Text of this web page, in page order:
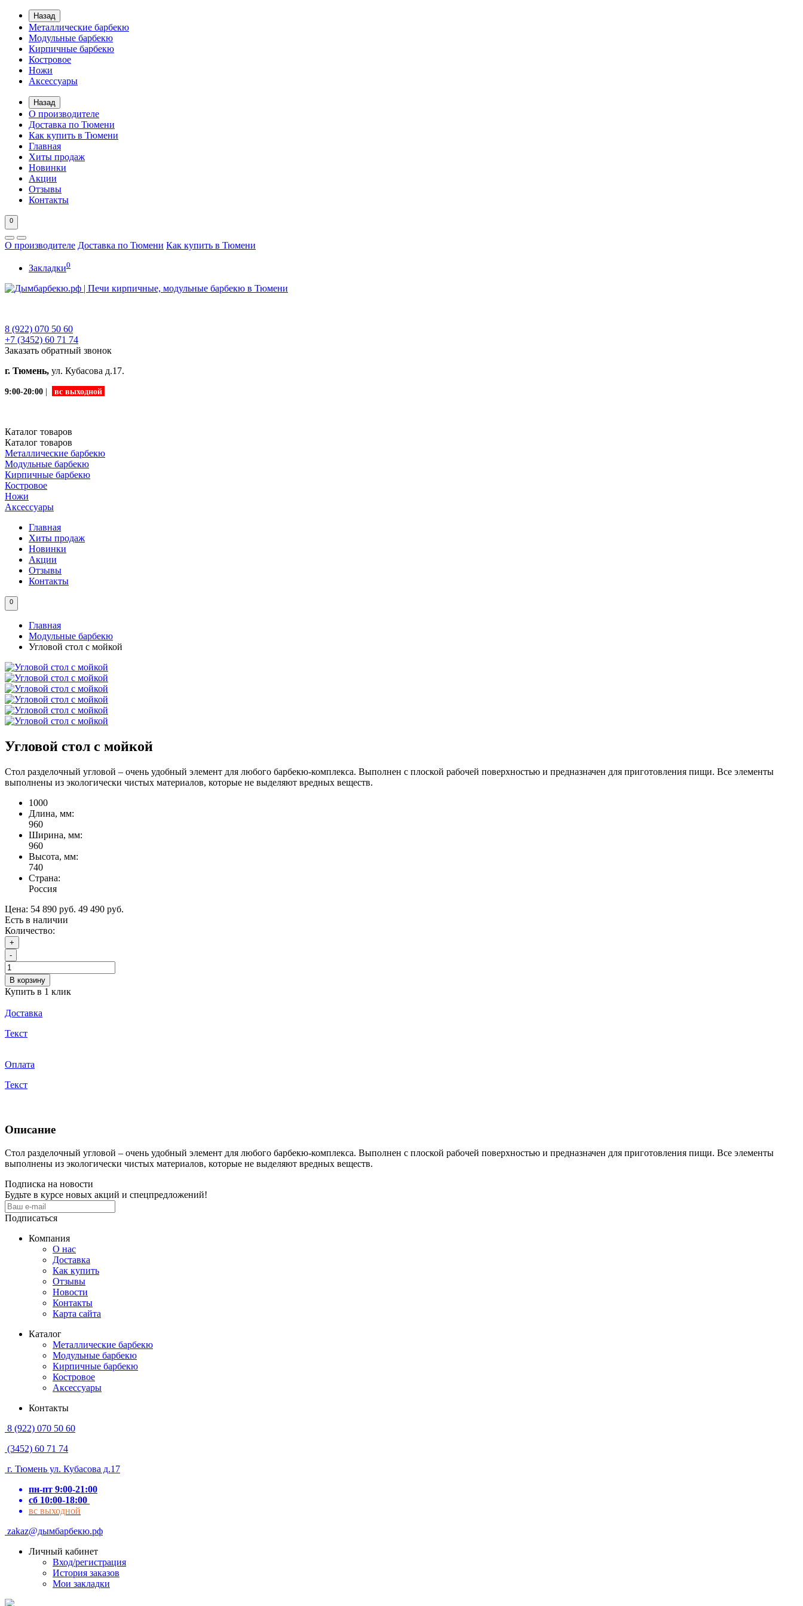
Назад
Металлические барбекю
Модульные барбекю
Кирпичные барбекю
Костровое
Ножи
Аксессуары
Назад
О производителе
Доставка по Тюмени
Как купить в Тюмени
Главная
Хиты продаж
Новинки
Акции
Отзывы
Контакты
0
О производителе Доставка по Тюмени Как купить в Тюмени
Закладки0
8 (922) 070 50 60
+7 (3452) 60 71 74
Заказать обратный звонок
г. Тюмень, ул. Кубасова д.17.
9:00-20:00 вс выходной
Каталог товаров
Каталог товаров
Металлические барбекю
Модульные барбекю
Кирпичные барбекю
Костровое
Ножи
Аксессуары
Главная
Хиты продаж
Новинки
Акции
Отзывы
Контакты
0
Главная
Модульные барбекю
Угловой стол с мойкой
Угловой стол с мойкой
Стол разделочный угловой – очень удобный элемент для любого барбекю-комплекса. Выполнен с плоской рабочей поверхностью и предназначен для приготовления пищи. Все элементы
выполнены из экологически чистых материалов, которые не выделяют вредных веществ.
1000
Длина, мм:
960
Ширина, мм:
960
Высота, мм:
740
Страна:
Россия
Цена: 54 890 руб. 49 490 руб.
Есть в наличии
Количество:
+
-
В корзину
Купить в 1 клик
Доставка
Текст
Оплата
Текст
Описание
Стол разделочный угловой – очень удобный элемент для любого барбекю-комплекса. Выполнен с плоской рабочей поверхностью и предназначен для приготовления пищи. Все элементы
выполнены из экологически чистых материалов, которые не выделяют вредных веществ.
Подписка на новости
Будьте в курсе новых акций и спецпредложений!
Подписаться
Компания
О нас
Доставка
Как купить
Отзывы
Новости
Контакты
Карта сайта
Каталог
Металлические барбекю
Модульные барбекю
Кирпичные барбекю
Костровое
Аксессуары
Контакты
8 (922) 070 50 60
(3452) 60 71 74
г. Тюмень ул. Кубасова д.17
пн-пт 9:00-21:00
сб 10:00-18:00
вс выходной
zakaz@дымбарбекю.рф
Личный кабинет
Вход/регистрация
История заказов
Мои закладки